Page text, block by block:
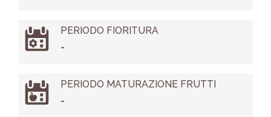
PERIODO FIORITURA
-
PERIODO MATURAZIONE FRUTTI
-